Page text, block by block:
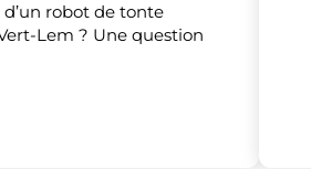
d’un robot de tonte
Lem ? Une question